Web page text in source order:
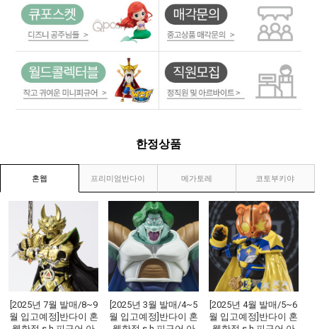
한정상품
혼웹 프리미엄반다이 메가토레 코토부키야
[2025년 7월 발매/8~9
월 입고예정]반다이 혼
[2025년 3월 발매/4~5
월 입고예정]반다이 혼
[2025년 4월 발매/5~6
월 입고예정]반다이 혼